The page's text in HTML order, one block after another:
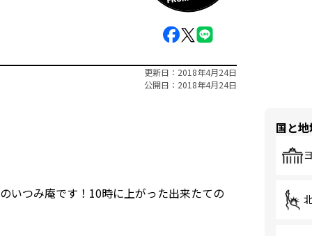
更新日
2018年4月24日
公開日
2018年4月24日
いつみ庵です！10時に上がった出来たての
国と